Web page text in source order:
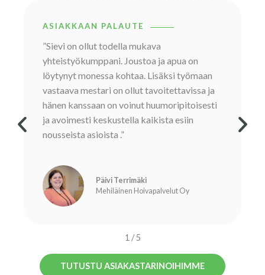
ASIAKKAAN PALAUTE
”Sievi on ollut todella mukava
yhteistyökumppani. Joustoa ja apua on
löytynyt monessa kohtaa. Lisäksi työmaan
vastaava mestari on ollut tavoitettavissa ja
hänen kanssaan on voinut huumoripitoisesti
ja avoimesti keskustella kaikista esiin
nousseista asioista .”
Päivi Terrimäki
Mehiläinen Hoivapalvelut Oy
1 /5
TUTUSTU ASIAKASTARINOIHIMME